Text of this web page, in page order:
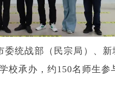
统战部（民宗局）、新
校承办，约150名师生参